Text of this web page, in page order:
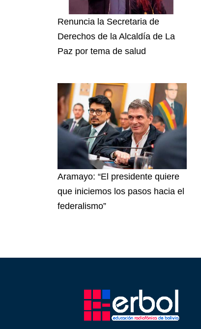
Renuncia la Secretaria de
Derechos de la Alcaldía de La
Paz por tema de salud
Aramayo: “El presidente quiere
que iniciemos los pasos hacia el
federalismo”